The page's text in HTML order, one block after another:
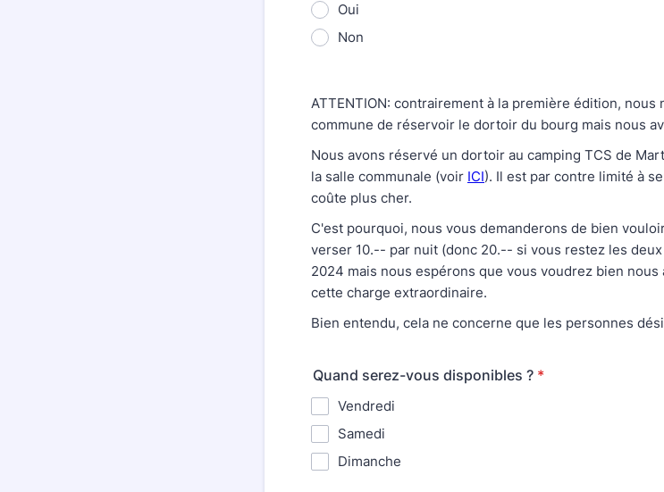
Oui
Non
ATTENTION: contrairement à la première édition,
commune de réservoir le dortoir du bourg mais nous
Nous avons réservé un dortoir au camping TCS de
la salle communale (voir ICI). Il est par contre limité à
coûte plus cher.
C'est pourquoi, nous vous demanderons de bien
verser 10.-- par nuit (donc 20.-- si vous restez les
2024 mais nous espérons que vous voudrez bien
cette charge extraordinaire.
Bien entendu, cela ne concerne que les personnes
Quand serez-vous disponibles ? *
Vendredi
Samedi
Dimanche